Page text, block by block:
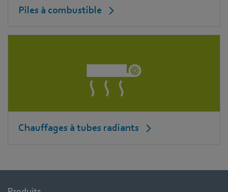
Piles à combustible
Chauffages à tubes radiants